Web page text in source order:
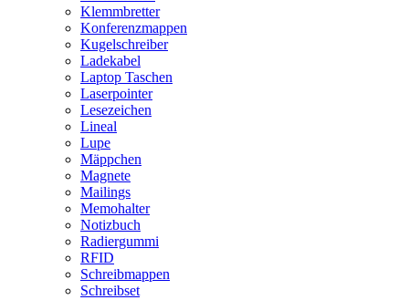
Klemmbretter
Konferenzmappen
Kugelschreiber
Ladekabel
Laptop Taschen
Laserpointer
Lesezeichen
Lineal
Lupe
Mäppchen
Magnete
Mailings
Memohalter
Notizbuch
Radiergummi
RFID
Schreibmappen
Schreibset